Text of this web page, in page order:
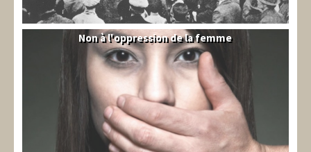
Syrie
Non à l'oppression de la femme